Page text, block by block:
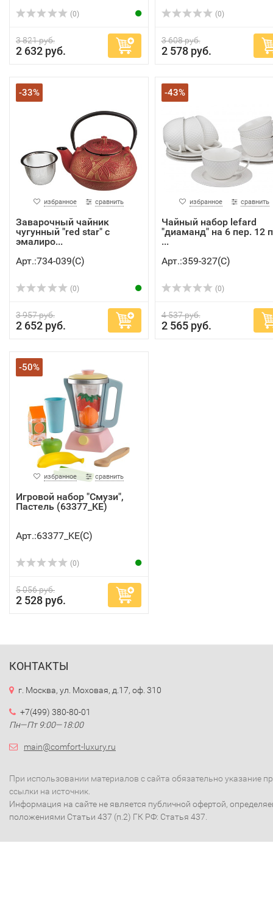
(0)
3 821 руб.
2 632 руб.
(0)
3 608 руб.
2 578 руб.
-33%
избранное сравнить
Заварочный чайник
чугунный "red star" с
эмалиро...
Арт.:734-039(C)
(0)
3 957 руб.
2 652 руб.
-43%
избранное сравнить
Чайный набор lefard
"диаманд" на 6 пер. 12
...
Арт.:359-327(C)
(0)
4 537 руб.
2 565 руб.
-50%
избранное сравнить
Игровой набор "Смузи",
Пастель (63377_KE)
Арт.:63377_KE(C)
(0)
5 056 руб.
2 528 руб.
КОНТАКТЫ
г. Москва, ул. Моховая, д.17, оф. 310
+7(499) 380-80-01
Пн—Пт 9:00—18:00
main@comfort-luxury.ru
При использовании материалов с сайта обязательно указание
ссылки на источник.
Информация на сайте не является публичной офертой,
положениями Статьи 437 (п.2) ГК РФ: Статья 437.